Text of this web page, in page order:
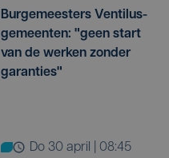
Burgemeesters Ventilus-
gemeenten: "geen start
van de werken zonder
garanties"
do 30 april | 08:45